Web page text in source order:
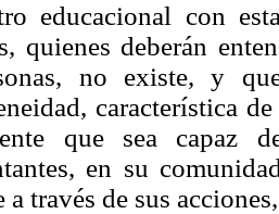
educacional con
quienes deberán
no existe, y
característica
que sea capaz
en su
a través de sus